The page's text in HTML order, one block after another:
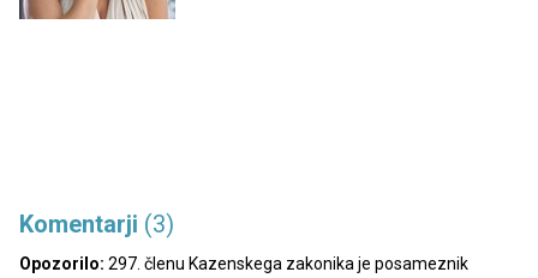
Komentarji (3)
Opozorilo: 297. členu Kazenskega zakonika je posameznik